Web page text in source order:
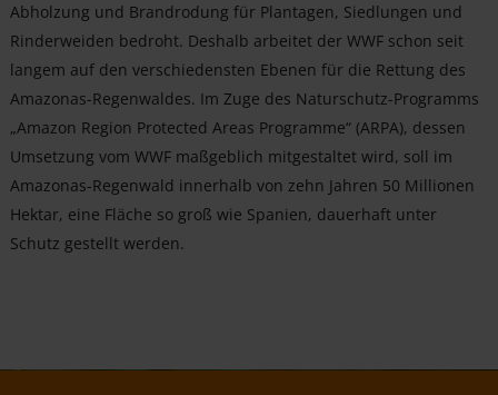
Abholzung und Brandrodung für Plantagen, Siedlungen und
Rinderweiden bedroht. Deshalb arbeitet der WWF schon seit
langem auf den verschiedensten Ebenen für die Rettung des
Amazonas-Regenwaldes. Im Zuge des Naturschutz-Programms
„Amazon Region Protected Areas Programme“ (ARPA), dessen
Umsetzung vom WWF maßgeblich mitgestaltet wird, soll im
Amazonas-Regenwald innerhalb von zehn Jahren 50 Millionen
Hektar, eine Fläche so groß wie Spanien, dauerhaft unter
Schutz gestellt werden.